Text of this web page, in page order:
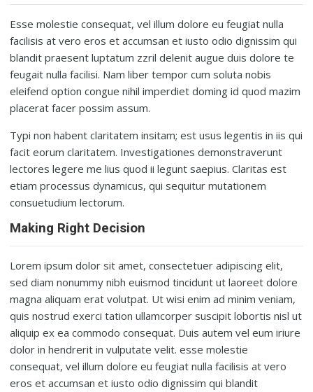
Esse molestie consequat, vel illum dolore eu feugiat nulla
facilisis at vero eros et accumsan et iusto odio dignissim qui
blandit praesent luptatum zzril delenit augue duis dolore te
feugait nulla facilisi. Nam liber tempor cum soluta nobis
eleifend option congue nihil imperdiet doming id quod mazim
placerat facer possim assum.
Typi non habent claritatem insitam; est usus legentis in iis qui
facit eorum claritatem. Investigationes demonstraverunt
lectores legere me lius quod ii legunt saepius. Claritas est
etiam processus dynamicus, qui sequitur mutationem
consuetudium lectorum.
Making Right Decision
Lorem ipsum dolor sit amet, consectetuer adipiscing elit,
sed diam nonummy nibh euismod tincidunt ut laoreet dolore
magna aliquam erat volutpat. Ut wisi enim ad minim veniam,
quis nostrud exerci tation ullamcorper suscipit lobortis nisl ut
aliquip ex ea commodo consequat. Duis autem vel eum iriure
dolor in hendrerit in vulputate velit. esse molestie
consequat, vel illum dolore eu feugiat nulla facilisis at vero
eros et accumsan et iusto odio dignissim qui blandit